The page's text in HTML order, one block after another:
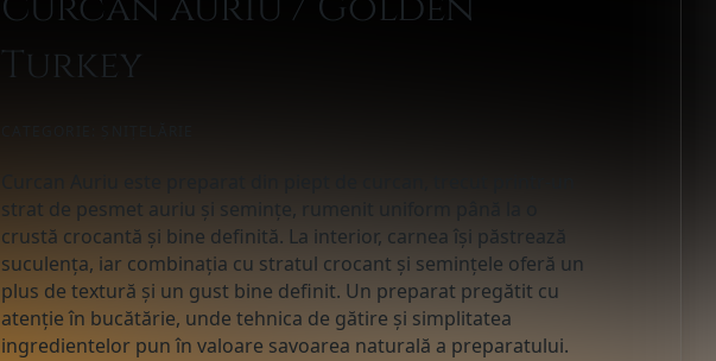
Turkey
strat de pesmet auriu și semințe, rumenit uniform până la o
crustă crocantă și bine definită. La interior, carnea își păstrează
suculența, iar combinația cu stratul crocant și semințele oferă un
plus de textură și un gust bine definit. Un preparat pregătit cu
atenție în bucătărie, unde tehnica de gătire și simplitatea
ingredientelor pun în valoare savoarea naturală a preparatului.